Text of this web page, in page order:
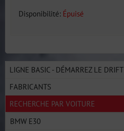
Disponibilité: Épuisé
LIGNE BASIC - DÉMARREZ LE DRIFT
FABRICANTS
RECHERCHE PAR VOITURE
BMW E30